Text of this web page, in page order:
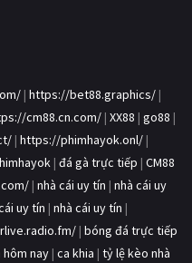
| https://bet88.graphics/ |
cm88.cn.com/ | XX88 | go88 |
| https://phimhayok.onl/ |
| đá gà trực tiếp | CM88
| nhà cái uy tín | nhà cái uy
uy tín | nhà cái uy tín |
| bóng đá trực tiếp
nay | ca khia | tỷ lệ kèo nhà